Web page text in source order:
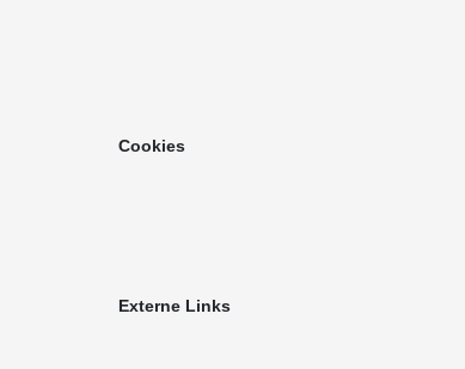
Cookies
Externe Links